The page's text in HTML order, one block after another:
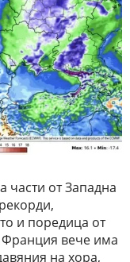
от Западна
и поредица от
вече има
на хора,